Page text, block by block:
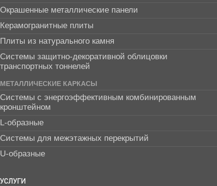
Окрашенные металлические панели
Керамогранитные плиты
Плиты из натурального камня
Системы защитно-декоративной облицовки
транспортных тоннелей
МЕТАЛЛИЧЕСКИЕ КАРКАСЫ
Системы с энергоэффективным комбинированным
кронштейном
L-образные
Системы для межэтажных перекрытий
U-образные
УСЛУГИ